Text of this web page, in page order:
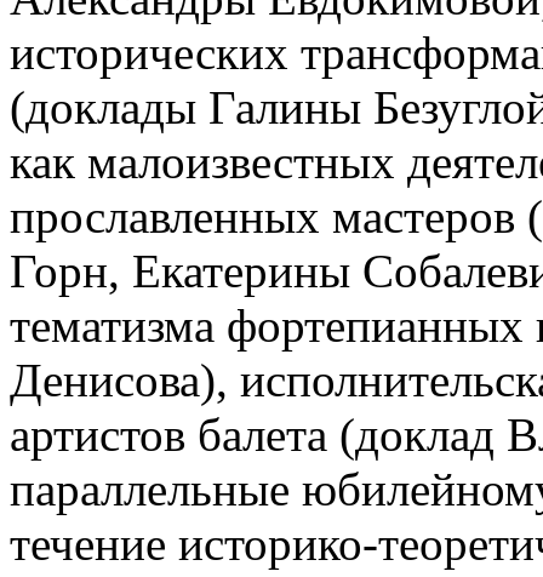
исторических
(доклады Галины
как малоизвестных
прославленных
Горн, Екатерины
тематизма
Денисова),
артистов балета (доклад
параллельные
течение историко-